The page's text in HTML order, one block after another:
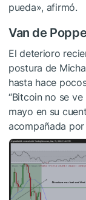
pueda», afirmó.
Van de
El deterioro
postura de
hasta hace
“Bitcoin no se
mayo en su
acompañada